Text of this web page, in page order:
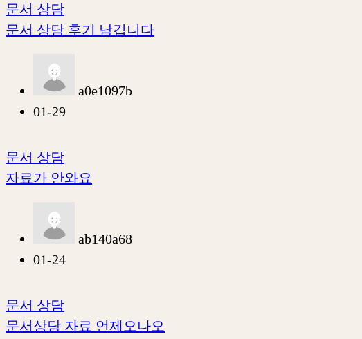
문서 상담
문서 상담 후기 남깁니다
a0e1097b
01-29
문서 상담
자료가 안와요
ab140a68
01-24
문서 상담
문서상담 자료 언제오나오